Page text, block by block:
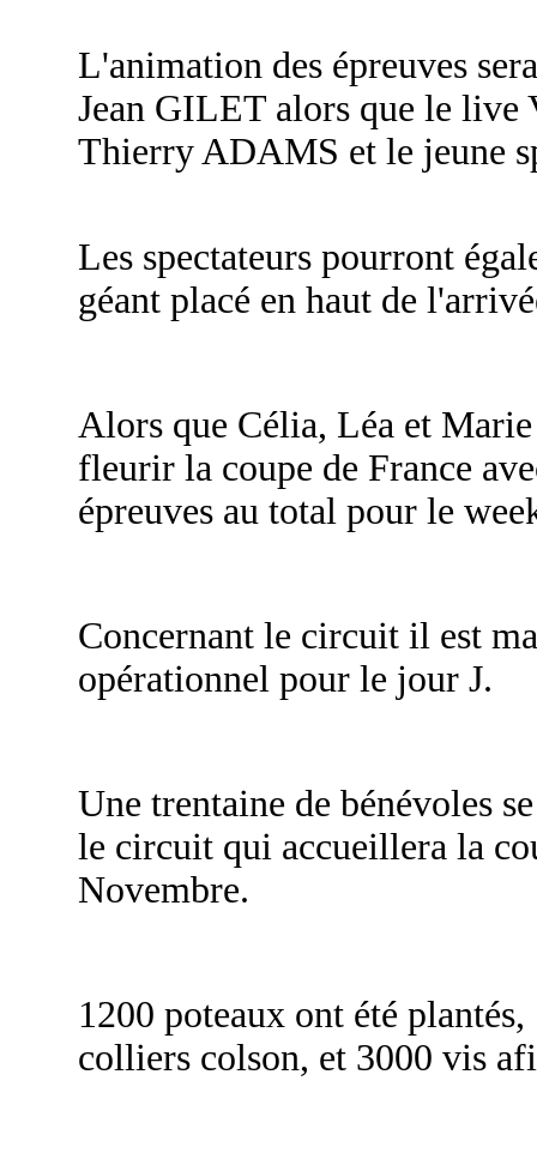
L'animation des épreuves
Jean GILET alors que le live
Thierry ADAMS et le jeune
Les spectateurs pourront
géant placé en haut de
Alors que Célia, Léa et
fleurir la coupe de France
épreuves au total pour le
Concernant le circuit il est
opérationnel pour le jour J.
Une trentaine de bénévoles
le circuit qui accueillera la
Novembre.
1200 poteaux ont été
colliers colson, et 3000 vis